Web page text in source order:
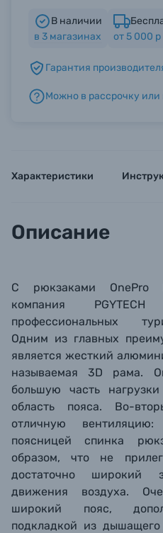
Б/У фототехника
В наличии
в 3 магазинах
от 5 000 р
Гарантия
Можно в рассрочку или
Характеристики
Описание
C рюкзаками
компания
профессиональных
Одним из главных
является жесткий
называемая 3D рама. О
большую часть
область пояса.
Во-
отличную
поясницей спинка
образом, что не
достаточно широкий
движения воздуха.
широкий пояс,
подкладкой из дышащего